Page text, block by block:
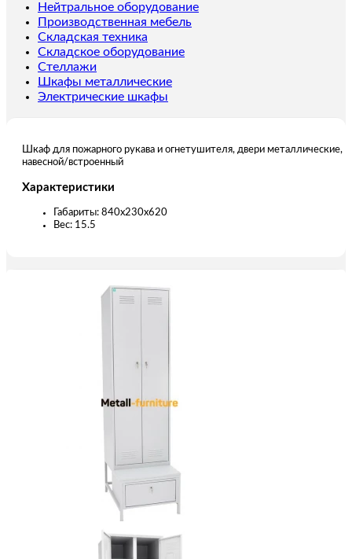
ШП-
К-
О-02
НМБ
Нейтральное оборудование
Производственная мебель
Складская техника
Складское оборудование
Стеллажи
Шкафы металлические
Электрические шкафы
Шкаф для пожарного рукава и огнетушителя, двери металлические,
навесной/встроенный
Характеристики
Габариты: 840х230х620
Вес: 15.5